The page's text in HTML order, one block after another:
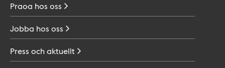
Praoa hos oss
Jobba hos oss
Press ochaktuellt